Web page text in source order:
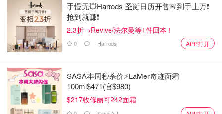
手慢无💥Harrods 圣诞日历开售🚨到手上万❗️
抢到就赚❗️
2.3折→Revive/法尔曼等1件回本！
0 Harrods APP打开
SASA本周秒杀价⚡️LaMer奇迹面霜
100ml$471(官$980)
$217收修丽可242面霜